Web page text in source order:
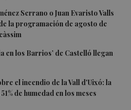
Serrano o Juan Evaristo Valls
la programación de agosto de
en los Barrios’ de Castelló llegan
el incendio de la Vall d'Uixó: la
de humedad en los meses